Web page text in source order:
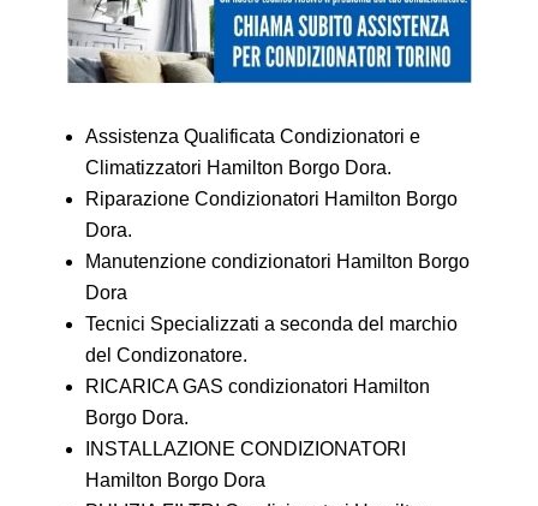
Assistenza Qualificata Condizionatori e
Climatizzatori Hamilton Borgo Dora.
Riparazione Condizionatori Hamilton Borgo
Dora.
Manutenzione condizionatori Hamilton Borgo
Dora
Tecnici Specializzati a seconda del marchio
del Condizonatore.
RICARICA GAS condizionatori Hamilton
Borgo Dora.
INSTALLAZIONE CONDIZIONATORI
Hamilton Borgo Dora